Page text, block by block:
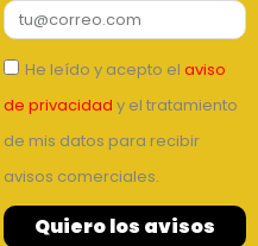
He leído y acepto el aviso
de privacidad y el tratamiento
de mis datos para recibir
avisos comerciales.
Quiero los avisos